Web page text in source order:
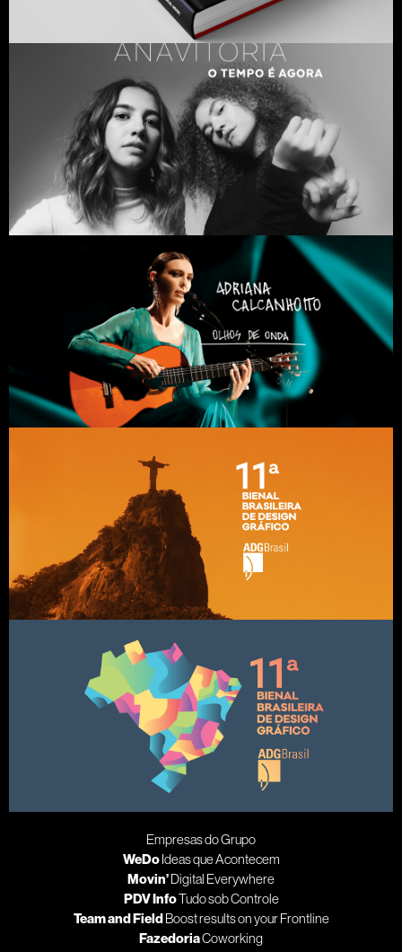
Empresas do Grupo
WeDoIdeas que Acontecem
Movin’Digital Everywhere
PDV InfoTudo sob Controle
Team and FieldBoost results on your Frontline
FazedoriaCoworking